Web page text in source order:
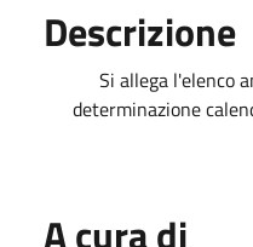
Descrizione
Si allega l'elenco
determinazione
A cura di